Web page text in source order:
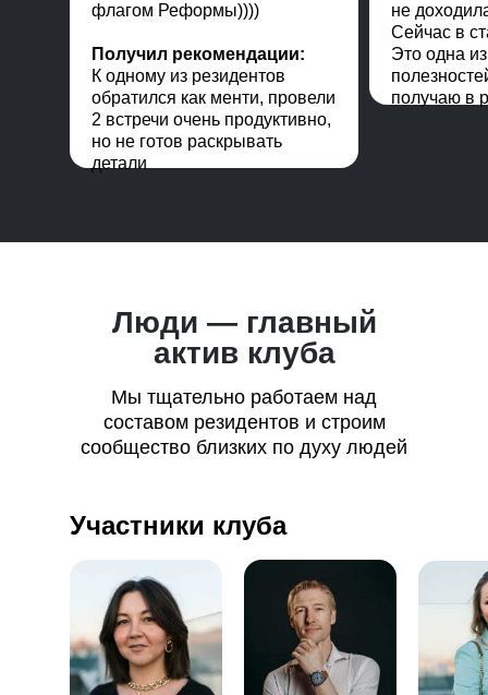
не
Сейчас в
Это одна
получаю в
флагом Реформы))))
Получил рекомендации:
К одному из резидентов
обратился как менти, провели
2 встречи очень продуктивно,
но не готов раскрывать
детали
Люди — главный
актив клуба
Мы тщательно работаем над
составом резидентов и строим
сообщество близких по духу людей
Участники клуба
BizDev в Академ-сити
Основатель ряда проектов в реальном
строительные материалы), криптоинвестор,
CEO & Founder PhotoRoomer Mobile
BlaBlaDom — сервиса